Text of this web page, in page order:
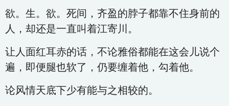
欲。生。欲。死间，齐盈的脖子都靠不住身前的
人，却还是一直叫着江寄川。
让人面红耳赤的话，不论雅俗都能在这会儿说个
遍，即便腿也软了，仍要缠着他，勾着他。
论风情天底下少有能与之相较的。